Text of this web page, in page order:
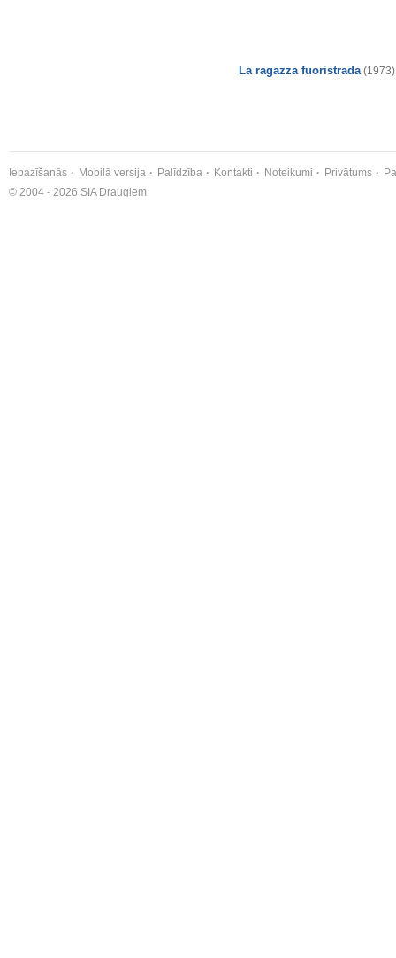
La ragazza fuoristrada (1973)
Iepazīšanās Mobilā versija Palīdzība Kontakti Noteikumi Privātums
© 2004 - 2026 SIA Draugiem